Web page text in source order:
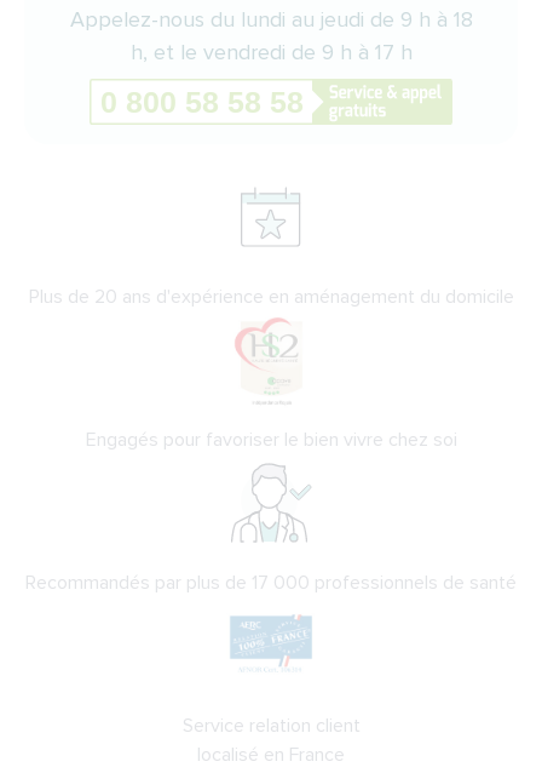
Appelez-nous du lundi au jeudi de 9 h à 18
h, et le vendredi de 9 h à 17 h
Plus de 20 ans d'expérience en aménagement du domicile
Engagés pour favoriser le bien vivre chez soi
Recommandés par plus de 17 000 professionnels de santé
Service relation client
localisé en France